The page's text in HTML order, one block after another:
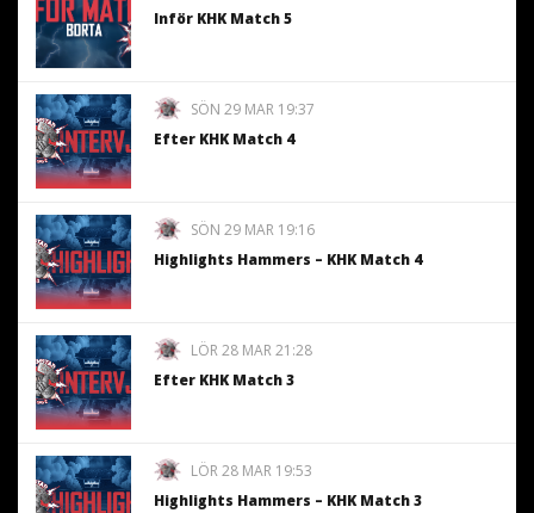
Inför KHK Match 5
SÖN 29 MAR 19:37
Efter KHK Match 4
SÖN 29 MAR 19:16
Highlights Hammers – KHK Match 4
LÖR 28 MAR 21:28
Efter KHK Match 3
LÖR 28 MAR 19:53
Highlights Hammers – KHK Match 3